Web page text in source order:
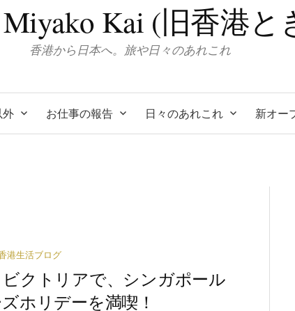
Kai (旧香港
香港から日本へ。旅や日々のあれこれ
外 お仕事の報告 日々のあれこれ 新オー
港生活ブログ
クトリアで、シンガポール
ホリデーを満喫！